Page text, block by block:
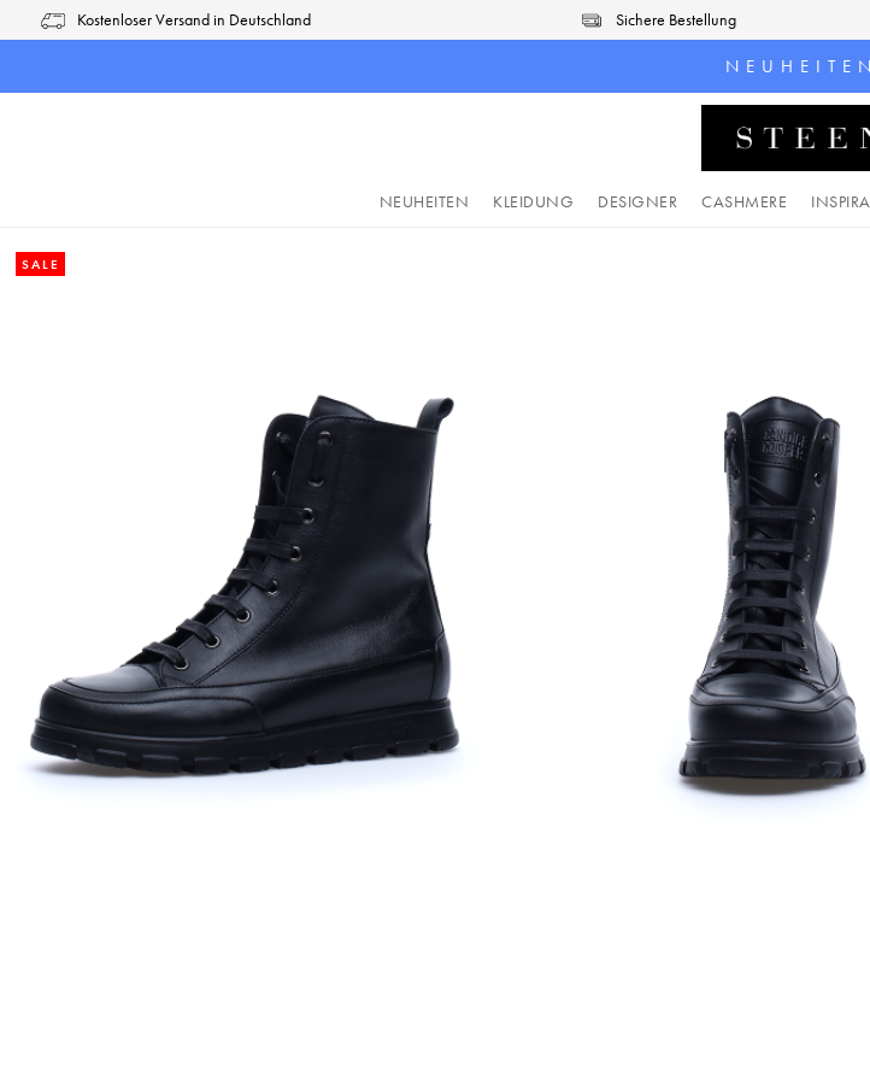
Zur Hauptnavigation springen
Kostenloser Versand in Deutschland Sichere Bestellung
N E U H E I T E
NEUHEITEN KLEIDUNG DESIGNER CASHMERE
SALE